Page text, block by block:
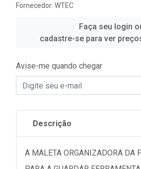
Fornecedor: WTEC
Faça seu login
cadastre-se para ver
Avise-me quando chegar
Descrição
A MALETA ORGANIZADORA DA